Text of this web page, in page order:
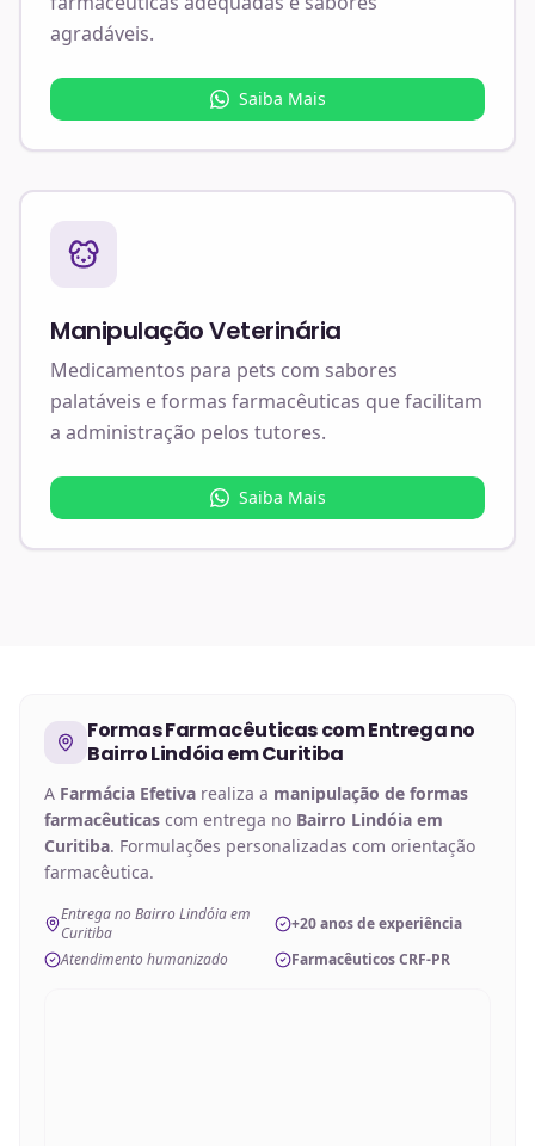
agradáveis.
Saiba Mais
Manipulação Veterinária
Medicamentos para pets com sabores
palatáveis e formas farmacêuticas que facilitam
a administração pelos tutores.
Saiba Mais
Formas Farmacêuticascom Entrega no
Bairro Lindóia em Curitiba
A Farmácia Efetiva realiza a manipulação de formas
farmacêuticas com entrega no Bairro Lindóia em
Curitiba. Formulações personalizadas com orientação
farmacêutica.
Entrega no Bairro Lindóia em
Curitiba
+20 anos de experiência
Atendimento humanizado
Farmacêuticos CRF-PR